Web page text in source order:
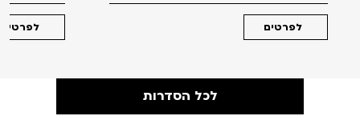
לכל הסדרות
לפרטים לפרטים